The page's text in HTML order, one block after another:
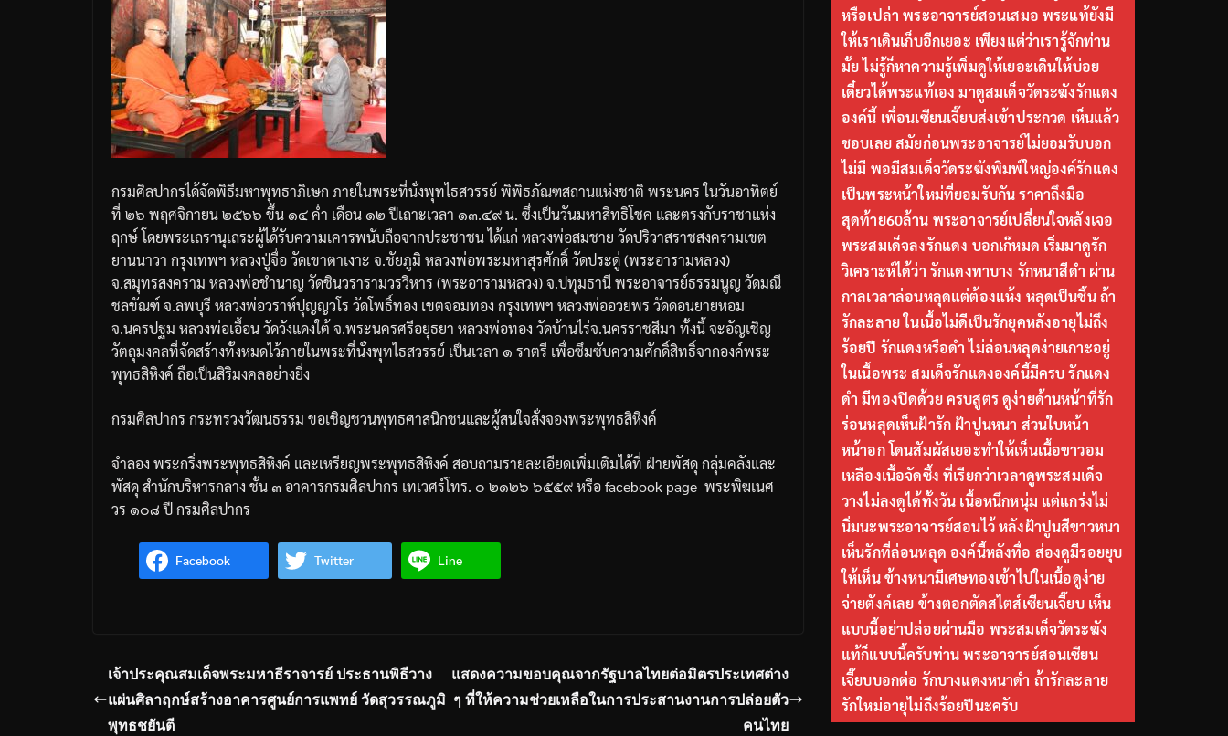
กรมศิลปากรได้จัดพิธีมหาพุทธาภิเษก ภายในพระที่นั่งพุทไธสวรรย์ พิพิธภัณฑสถานแห่งชาติ พระนคร ในวันอาทิตย์
ที่ ๒๖ พฤศจิกายน๒๕๖๖ ขึ้น๑๔ค่ำ เดือน๑๒ ปีเถาะเวลา ๑๓.๔๙น. ซึ่งเป็นวันมหาสิทธิโชค และตรงกับราชาแห่ง
ฤกษ์โดยพระเถรานุเถระผู้ได้รับความเคารพนับถือจากประชาชนได้แก่ หลวงพ่อสมชาย วัดปริวาสราชสงครามเขต
ยานนาวา กรุงเทพฯ หลวงปู่จื่อวัดเขาตาเงาะ จ.ชัยภูมิ หลวงพ่อพระมหาสุรศักดิ์วัดประดู่(พระอารามหลวง)
จ.สมุทรสงคราม หลวงพ่อชำนาญ วัดชินวรารามวรวิหาร (พระอารามหลวง)จ.ปทุมธานีพระอาจารย์ธรรมนูญ วัดมณี
ชลขัณฑ์จ.ลพบุรี หลวงพ่อวราห์ปุญญวโร วัดโพธิ์ทอง เขตจอมทอง กรุงเทพฯ หลวงพ่ออวยพร วัดดอนยายหอม
จ.นครปฐม หลวงพ่อเอื้อนวัดวังแดงใต้จ.พระนครศรีอยุธยา หลวงพ่อทอง วัดบ้านไร่จ.นครราชสีมา ทั้งนี้จะอัญเชิญ
วัตถุมงคลที่จัดสร้างทั้งหมดไว้ภายในพระที่นั่งพุทไธสวรรย์ เป็นเวลา ๑ ราตรี เพื่อซึมซับความศักดิ์สิทธิ์จากองค์พระ
พุทธสิหิงค์ ถือเป็นสิริมงคลอย่างยิ่ง
กรมศิลปากร กระทรวงวัฒนธรรม ขอเชิญชวนพุทธศาสนิกชนและผู้สนใจสั่งจองพระพุทธสิหิงค์
จำลอง พระกริ่งพระพุทธสิหิงค์ และเหรียญพระพุทธสิหิงค์ สอบถามรายละเอียดเพิ่มเติมได้ที่ ฝ่ายพัสดุกลุ่มคลังและ
พัสดุสำนักบริหารกลาง ชั้น๓ อาคารกรมศิลปากร เทเวศร์โทร. ๐ ๒๑๒๖ ๖๕๕๙หรือfacebook page พระพิฆเนศ
วร ๑๐๘ ปีกรมศิลปากร
Facebook Twitter Line
เจ้าประคุณสมเด็จพระมหาธีราจารย์ ประธานพิธีวาง
แผ่นศิลาฤกษ์สร้างอาคารศูนย์การแพทย์ วัดสุวรรณภูมิ
พุทธชยันตี
แสดงความขอบคุณจากรัฐบาลไทยต่อมิตรประเทศต่าง
ๆ ที่ให้ความช่วยเหลือในการประสานงานการปล่อยตัว
คนไทย
หรือเปล่า พระอาจารย์สอนเสมอ พระแท้ยังมี
ให้เราเดินเก็บอีกเยอะ เพียงแต่ว่าเรารู้จักท่าน
มั้ย ไม่รู้ก็หาความรู้เพิ่มดูให้เยอะเดินให้บ่อย
เดี๋ยวได้พระแท้เอง มาดูสมเด็จวัดระฆังรักแดง
องค์นี้ เพื่อนเซียนเจี๊ยบส่งเข้าประกวด เห็นแล้ว
ชอบเลย สมัยก่อนพระอาจารย์ไม่ยอมรับบอก
ไม่มี พอมีสมเด็จวัดระฆังพิมพ์ใหญ่องค์รักแดง
เป็นพระหน้าใหม่ที่ยอมรับกัน ราคาถึงมือ
สุดท้าย60ล้าน พระอาจารย์เปลี่ยนใจหลังเจอ
พระสมเด็จลงรักแดง บอกเก๊หมด เริ่มมาดูรัก
วิเคราะห์ได้ว่า รักแดงทาบาง รักหนาสีดำ ผ่าน
กาลเวลาล่อนหลุดแต่ต้องแห้ง หลุดเป็นชิ้น ถ้า
รักละลาย ในเนื้อไม่ดีเป็นรักยุคหลังอายุไม่ถึง
ร้อยปี รักแดงหรือดำ ไม่ล่อนหลุดง่ายเกาะอยู่
ในเนื้อพระ สมเด็จรักแดงองค์นี้มีครบ รักแดง
ดำ มีทองปิดด้วย ครบสูตร ดูง่ายด้านหน้าที่รัก
ร่อนหลุดเห็นฝ้ารัก ฝ้าปูนหนา ส่วนใบหน้า
หน้าอก โดนสัมผัสเยอะทำให้เห็นเนื้อขาวอม
เหลืองเนื้อจัดซึ้ง ที่เรียกว่าเวลาดูพระสมเด็จ
วางไม่ลงดูได้ทั้งวัน เนื้อหนึกหนุ่ม แต่แกร่งไม่
นิ่มนะพระอาจารย์สอนไว้ หลังฝ้าปูนสีขาวหนา
เห็นรักที่ล่อนหลุด องค์นี้หลังทื่อ ส่องดูมีรอยยุบ
ให้เห็น ข้างหนามีเศษทองเข้าไปในเนื้อดูง่าย
จ่ายตังค์เลย ข้างตอกตัดสไตส์เซียนเจี๊ยบ เห็น
แบบนี้อย่าปล่อยผ่านมือ พระสมเด็จวัดระฆัง
แท้ก็แบบนี้ครับท่าน พระอาจารย์สอนเซียน
เจี๊ยบบอกต่อ รักบางแดงหนาดำ ถ้ารักละลาย
รักใหม่อายุไม่ถึงร้อยปีนะครับ